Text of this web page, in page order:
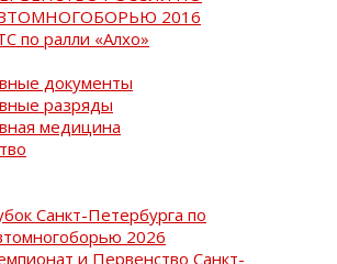
2016
по ралли «Алхо»
документы
разряды
медицина
Санкт-Петербурга по
2026
и Первенство Санкт-